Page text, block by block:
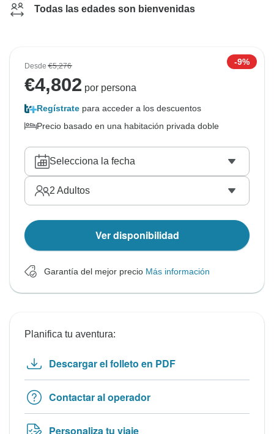
Todas las edades son bienvenidas
Desde€5,276 -9%
€4,802 por persona
Regístrate para acceder a los descuentos
Precio basado en una habitación privada doble
Selecciona la fecha
2 Adultos
Ver disponibilidad
Garantía del mejor precio Más información
Planifica tu aventura:
Descargar el folleto en PDF
Contactar al operador
Personaliza tu viaje